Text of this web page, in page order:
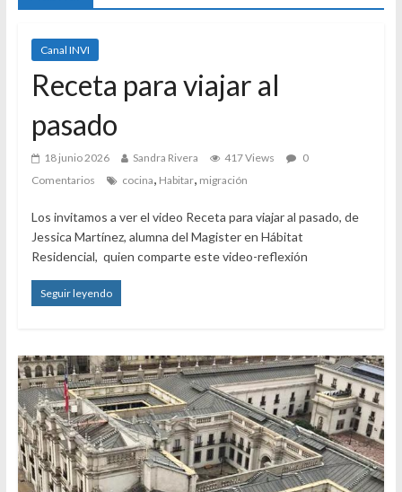
Canal INVI
Receta para viajar al
pasado
18 junio 2026 Sandra Rivera 417 Views
0
Comentarios
cocina, Habitar, migración
Los invitamos a ver el video Receta para viajar al pasado, de
Jessica Martínez, alumna del Magister en Hábitat
Residencial, quien comparte este video-reflexión
Seguir leyendo